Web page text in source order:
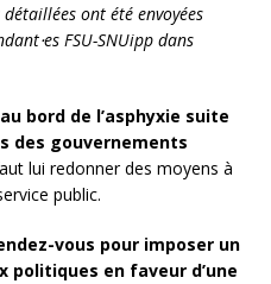
ont été envoyées
FSU-SNUipp dans
bord de l’asphyxie suite
des gouvernements
lui redonner des moyens à
public.
vous pour imposer un
politiques en faveur d’une